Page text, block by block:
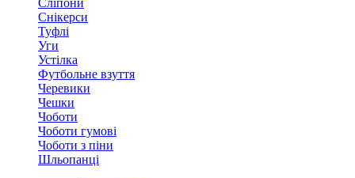
Сліпони
Снікерси
Туфлі
Уги
Устілка
Футбольне взуття
Черевики
Чешки
Чоботи
Чоботи гумові
Чоботи з піни
Шльопанці